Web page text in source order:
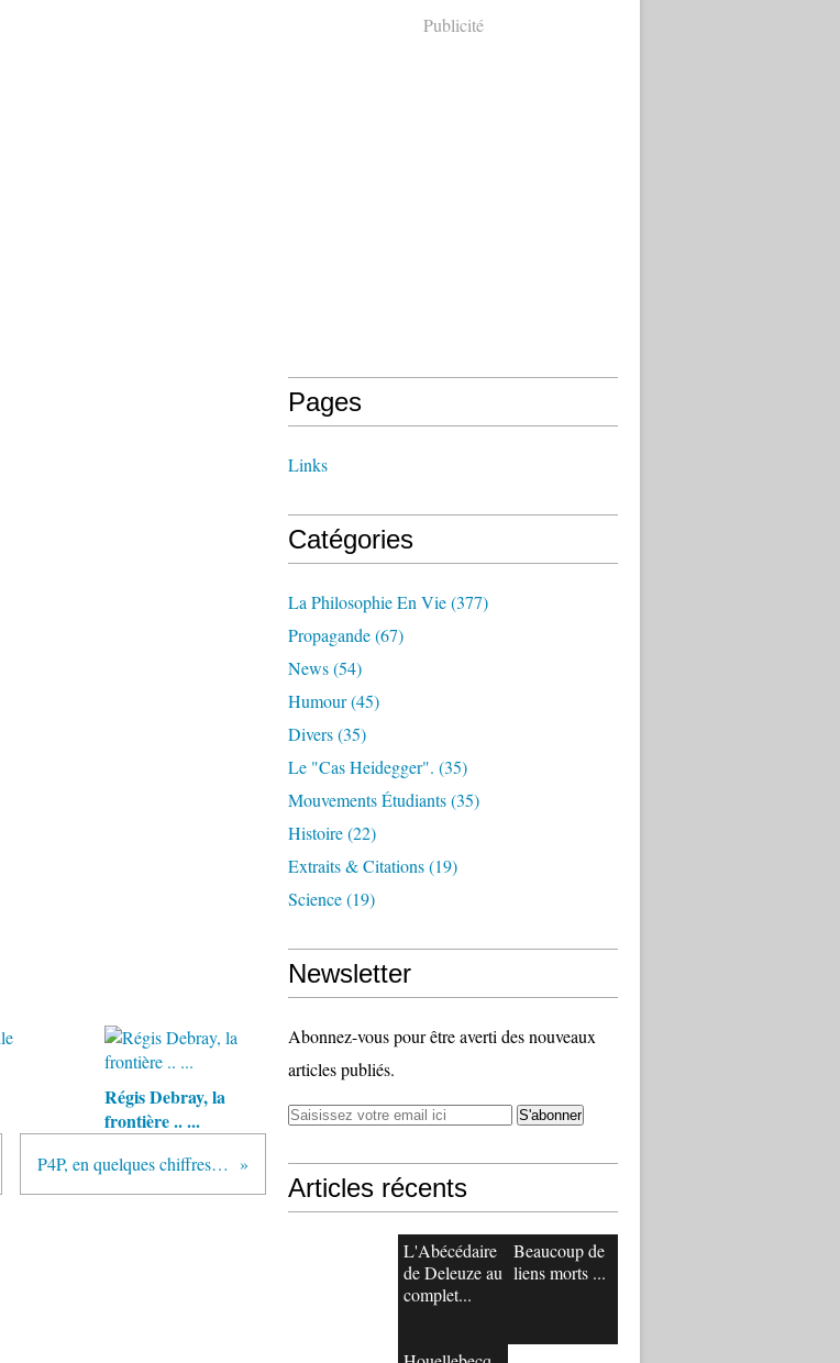
Régis Debray, la
frontière .. ...
P4P, en quelques chiffres, et quelques news.
Publicité
Pages
Links
Catégories
La Philosophie En Vie(377)
Propagande(67)
News(54)
Humour(45)
Divers(35)
Le "cas Heidegger". (35)
Mouvements Étudiants(35)
Histoire(22)
Extraits & Citations(19)
Science(19)
Newsletter
Abonnez-vous pour être averti des nouveaux
articles publiés.
Articles récents
L'Abécédaire
de Deleuze au
complet...
Beaucoup de
liens morts ...